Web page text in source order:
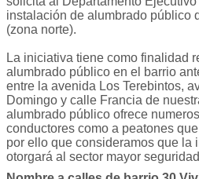
instalación de alumbrado público
(zona norte).
La iniciativa tiene como finalidad
alumbrado público en el barrio
entre la avenida Los Terebintos,
Domingo y calle Francia de
alumbrado público ofrece
conductores como a peatones
por ello que consideramos que la
otorgará al sector mayor